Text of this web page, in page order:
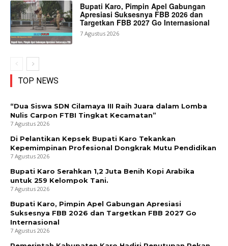
Bupati Karo, Pimpin Apel Gabungan
Apresiasi Suksesnya FBB 2026 dan
Targetkan FBB 2027 Go Internasional
7 Agustus 2026
TOP NEWS
“Dua Siswa SDN Cilamaya III Raih Juara dalam Lomba
Nulis Carpon FTBI Tingkat Kecamatan”
7 Agustus 2026
Di Pelantikan Kepsek Bupati Karo Tekankan
Kepemimpinan Profesional Dongkrak Mutu Pendidikan
7 Agustus 2026
Bupati Karo Serahkan 1,2 Juta Benih Kopi Arabika
untuk 259 Kelompok Tani.
7 Agustus 2026
Bupati Karo, Pimpin Apel Gabungan Apresiasi
Suksesnya FBB 2026 dan Targetkan FBB 2027 Go
Internasional
7 Agustus 2026